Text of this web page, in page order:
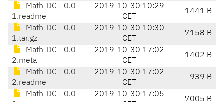
Math-DCT-0.0
1.readme
2019-10-30 10:29
CET
1441 B
Math-DCT-0.0
1.tar.gz
2019-10-30 10:30
CET
7158 B
Math-DCT-0.0
2.meta
2019-10-30 17:02
CET
1402 B
Math-DCT-0.0
2.readme
2019-10-30 17:02
CET
939 B
Math-DCT-0.0
2019-10-30 17:05
7005 B